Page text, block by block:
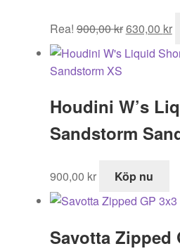
Rea! 900,00kr
ursprungliga
priset
630,00 kr
Houdini W’s
Sandstorm
900,00 kr Köp nu
Savotta Zipped